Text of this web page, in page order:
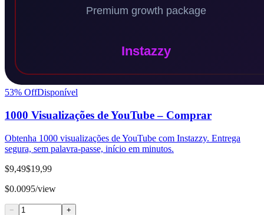
53% OffDisponível
1000 Visualizações de YouTube – Comprar
Obtenha 1000 visualizações de YouTube com Instazzy. Entrega
segura, sem palavra-passe, início em minutos.
$9,49$19,99
$0.0095/view
−
+